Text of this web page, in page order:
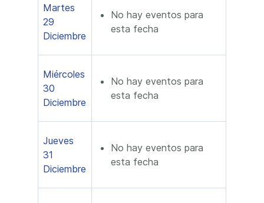
Martes
29
Diciembre
No hay eventos para
esta fecha
Miércoles
30
Diciembre
No hay eventos para
esta fecha
Jueves
31
Diciembre
No hay eventos para
esta fecha